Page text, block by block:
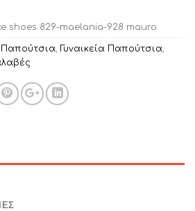
shoes 829-maelania-928 mauro
Παπούτσια, Γυναικεία Παπούτσια,